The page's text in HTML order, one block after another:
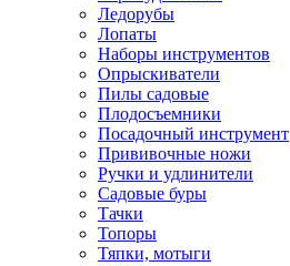
Ледорубы
Лопаты
Наборы инструментов
Опрыскиватели
Пилы садовые
Плодосъемники
Посадочный инструмент
Прививочные ножи
Ручки и удлинители
Садовые буры
Тачки
Топоры
Тяпки, мотыги